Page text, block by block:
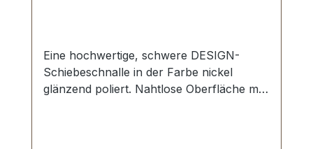
Eine hochwertige, schwere DESIGN-
Schiebeschnalle in der Farbe nickel
glänzend poliert. Nahtlose Oberfläche mit